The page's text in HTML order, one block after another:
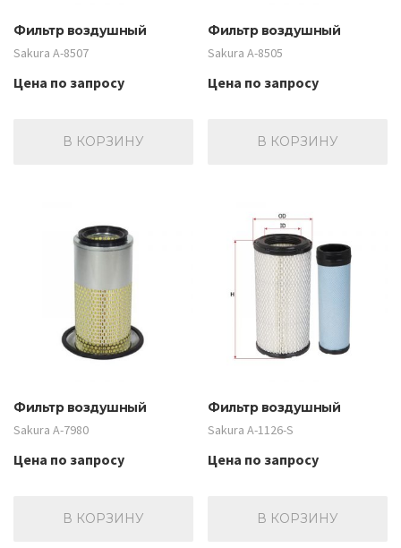
Фильтр воздушный
Sakura A-8507
Цена по запросу
В КОРЗИНУ
Фильтр воздушный
Sakura A-8505
Цена по запросу
В КОРЗИНУ
Фильтр воздушный
Sakura A-7980
Цена по запросу
В КОРЗИНУ
Фильтр воздушный
Sakura A-1126-S
Цена по запросу
В КОРЗИНУ